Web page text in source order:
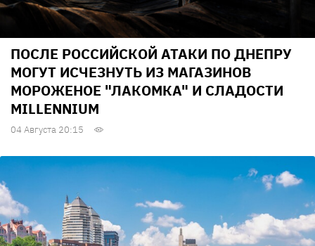
ПОСЛЕ РОССИЙСКОЙ АТАКИ ПО ДНЕПРУ
МОГУТ ИСЧЕЗНУТЬ ИЗ МАГАЗИНОВ
МОРОЖЕНОЕ "ЛАКОМКА" И СЛАДОСТИ
MILLENNIUM
04 Августа 20:15